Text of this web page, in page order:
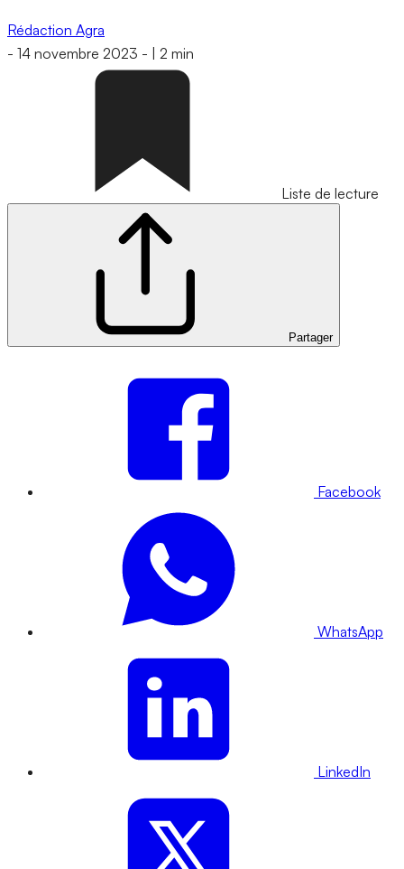
Rédaction Agra
- 14 novembre 2023 - 2 min
Liste de lecture
Partager
Facebook
WhatsApp
LinkedIn